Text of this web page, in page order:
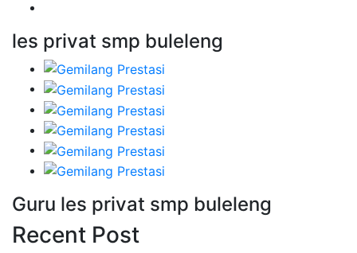
les privat smp buleleng
Guru les privat smp buleleng
Recent Post